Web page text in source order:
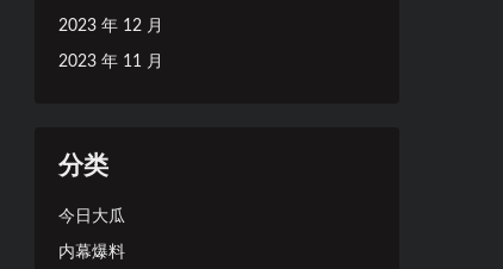
2023 年 12 月
2023 年 11 月
分类
今日大瓜
内幕爆料